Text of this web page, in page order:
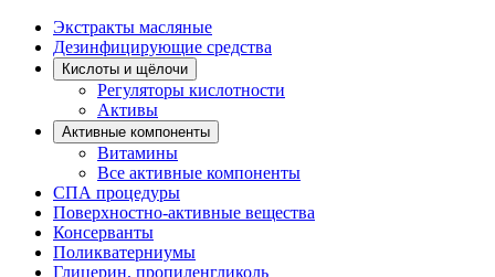
Экстракты масляные
Дезинфицирующие средства
Кислоты и щёлочи
Регуляторы кислотности
Активы
Активные компоненты
Витамины
Все активные компоненты
СПА процедуры
Поверхностно-активные вещества
Консерванты
Поликватерниумы
Глицерин, пропиленгликоль